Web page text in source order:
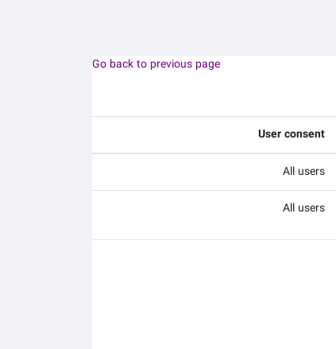
Go back to previous page
User consent
All users
All users